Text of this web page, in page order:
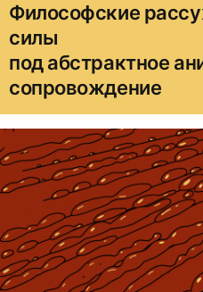
Философские
силы
под абстрактное
сопровождение